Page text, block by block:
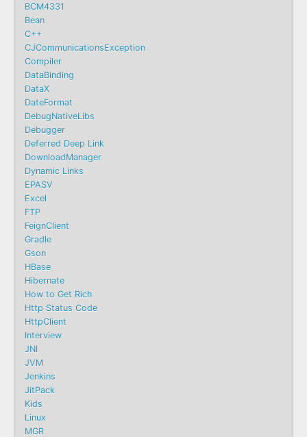
BCM4331
Bean
C++
CJCommunicationsException
Compiler
DataBinding
DataX
DateFormat
DebugNativeLibs
Debugger
Deferred Deep Link
DownloadManager
Dynamic Links
EPASV
Excel
FTP
FeignClient
Gradle
Gson
HBase
Hibernate
How to Get Rich
Http Status Code
HttpClient
Interview
JNI
JVM
Jenkins
JitPack
Kids
Linux
MGR